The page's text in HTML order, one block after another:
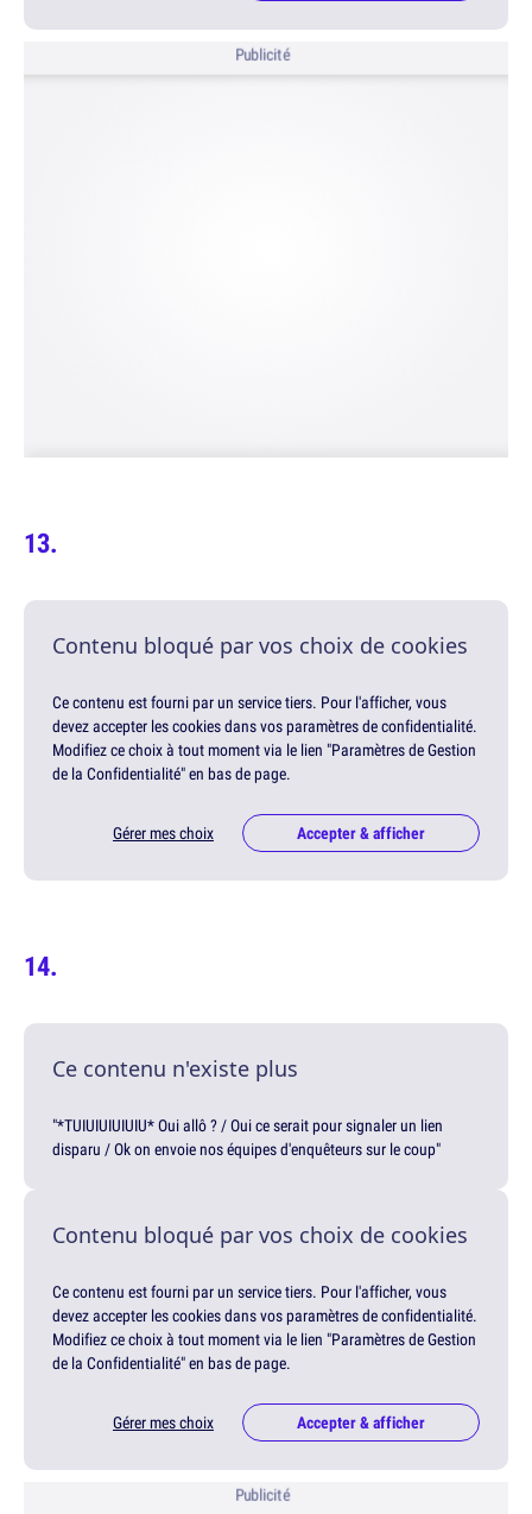
Publicité
Contenu bloqué par vos choix de cookies
Ce contenu est fourni par un service tiers. Pour l'afficher, vous
devez accepter les cookies dans vos paramètres de confidentialité.
Modifiez ce choix à tout moment via le lien "Paramètres de Gestion
de la Confidentialité" en bas de page.
Gérer mes choix Accepter & afficher
Ce contenu n'existe plus
"*TUIUIUIUIUIU* Oui allô ? / Oui ce serait pour signaler un lien
disparu / Ok on envoie nos équipes d'enquêteurs sur le coup"
Contenu bloqué par vos choix de cookies
Ce contenu est fourni par un service tiers. Pour l'afficher, vous
devez accepter les cookies dans vos paramètres de confidentialité.
Modifiez ce choix à tout moment via le lien "Paramètres de Gestion
de la Confidentialité" en bas de page.
Gérer mes choix Accepter & afficher
Publicité